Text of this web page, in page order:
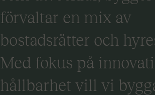
förvaltar en mix av
bostadsrätter och
Med fokus på
hållbarhet vill vi